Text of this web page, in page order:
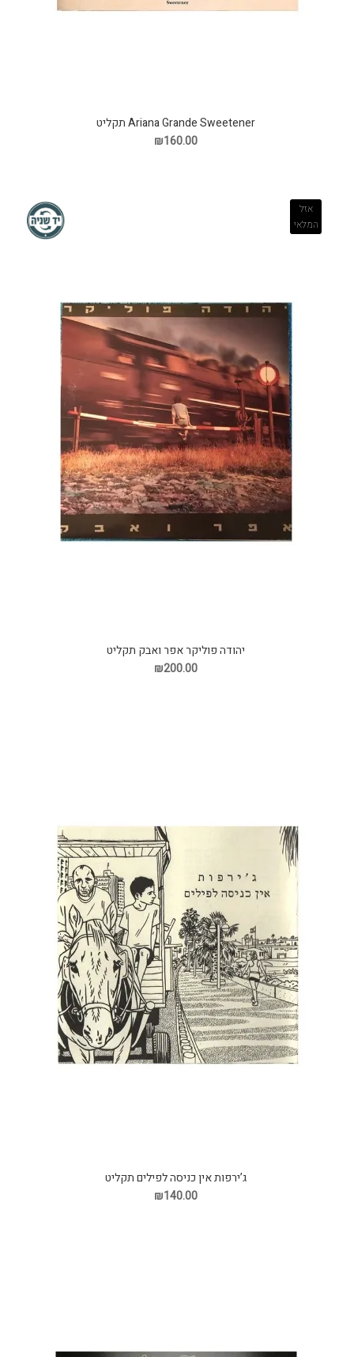
Ariana Grande Sweetener תקליט
₪160.00
אזל
המלאי
יהודה פוליקר אפר ואבק תקליט
₪200.00
ג’ירפות אין כניסה לפילים תקליט
₪140.00